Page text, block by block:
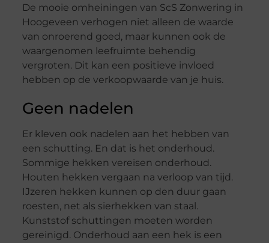
De mooie omheiningen van ScS Zonwering in
Hoogeveen verhogen niet alleen de waarde
van onroerend goed, maar kunnen ook de
waargenomen leefruimte behendig
vergroten. Dit kan een positieve invloed
hebben op de verkoopwaarde van je huis.
Geen nadelen
Er kleven ook nadelen aan het hebben van
een schutting. En dat is het onderhoud.
Sommige hekken vereisen onderhoud.
Houten hekken vergaan na verloop van tijd.
IJzeren hekken kunnen op den duur gaan
roesten, net als sierhekken van staal.
Kunststof schuttingen moeten worden
gereinigd. Onderhoud aan een hek is een